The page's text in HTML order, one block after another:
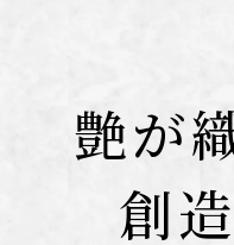
艶が
創